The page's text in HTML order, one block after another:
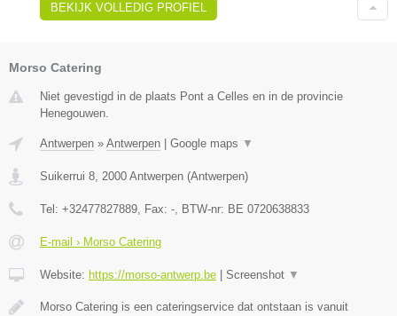
BEKIJK VOLLEDIG PROFIEL
Morso Catering
Niet gevestigd in de plaats Pont a Celles en in de provincie
Henegouwen.
Antwerpen » Antwerpen Google maps ▼
Suikerrui 8, 2000 Antwerpen (Antwerpen)
Tel: +32477827889, Fax: -, BTW-nr: BE 0720638833
E-mail › Morso Catering
Website: https://morso-antwerp.be Screenshot ▼
Morso Catering is een cateringservice dat ontstaan is vanuit